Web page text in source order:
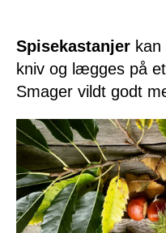
Spisekastanjer
kniv og lægges på
Smager vildt godt